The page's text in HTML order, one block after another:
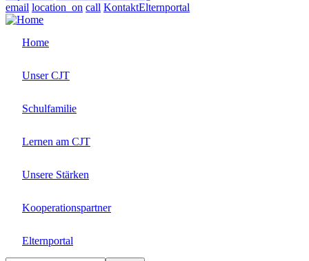
email location_on call KontaktElternportal
Home
Unser CJT
Schulfamilie
Lernen am CJT
Unsere Stärken
Kooperationspartner
Elternportal